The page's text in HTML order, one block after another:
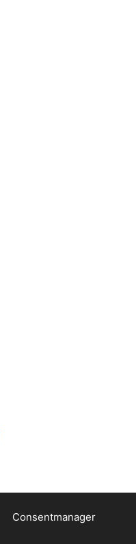
Consentmanager